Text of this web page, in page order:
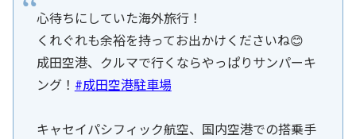
心待ちにしていた海外旅行！
くれぐれも余裕を持ってお出かけくださいね😊
成田空港、クルマで行くならやっぱりサンパーキ
ング！ #成田空港駐車場
キャセイパシフィック航空、国内空港での搭乗手